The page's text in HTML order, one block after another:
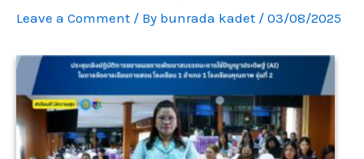
Leave a Comment / By bunrada kadet / 03/08/2025